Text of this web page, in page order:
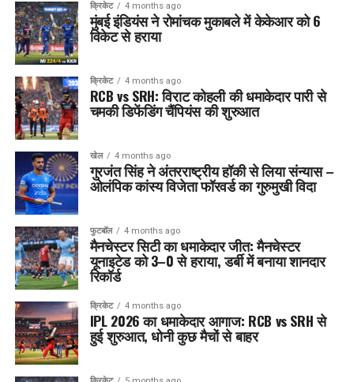
क्रिकेट 4 months ago
मुंबई इंडियंस ने रोमांचक मुकाबले में केकेआर को 6
विकेट से हराया
क्रिकेट 4 months ago
RCB vs SRH: विराट कोहली की धमाकेदार पारी से
चमकी डिफेंडिंग चैंपियंस की शुरुआत
खेल 4 months ago
गुरजंत सिंह ने अंतरराष्ट्रीय हॉकी से लिया संन्यास –
ओलंपिक कांस्य विजेता फॉरवर्ड का गुरुमुखी विदा
फुटबॉल 4 months ago
मैनचेस्टर सिटी का धमाकेदार जीत: मैनचेस्टर
यूनाइटेड को 3–0 से हराया, डर्बी में बनाया शानदार
रिकॉर्ड
क्रिकेट 4 months ago
IPL 2026 का धमाकेदार आगाज: RCB vs SRH से
हुई शुरुआत, धोनी कुछ मैचों से बाहर